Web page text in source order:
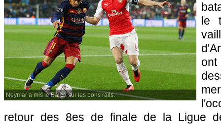
Neymar a mis le Barça sur les bons rails.
le
retour des 8es de finale de la Ligue